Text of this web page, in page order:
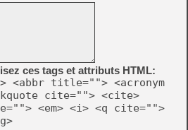
ces tags et attributs HTML:
title=""> <acronym
cite=""> <cite>
<em> <i> <q cite="">